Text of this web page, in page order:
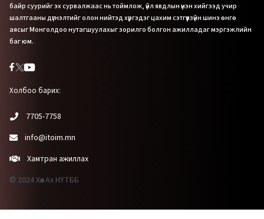
байр суурийг эх сурвалжаас нь тоймлож, үйл явдлын үнэн хийгээд учир
шалтгааны дүгнэлтийг олон нийтэд хүргэдэг цахим сэтгүүлзүйн шинэ өнгө
аясыг Монголдоо нутагшуулахыг зорилго болгон ажилладаг мэргэжлийн
баг юм.
Холбоо барих:
7705-7758
info@itoim.mn
Хамтран ажиллах
© 2024 Хөх Ах НҮТББ